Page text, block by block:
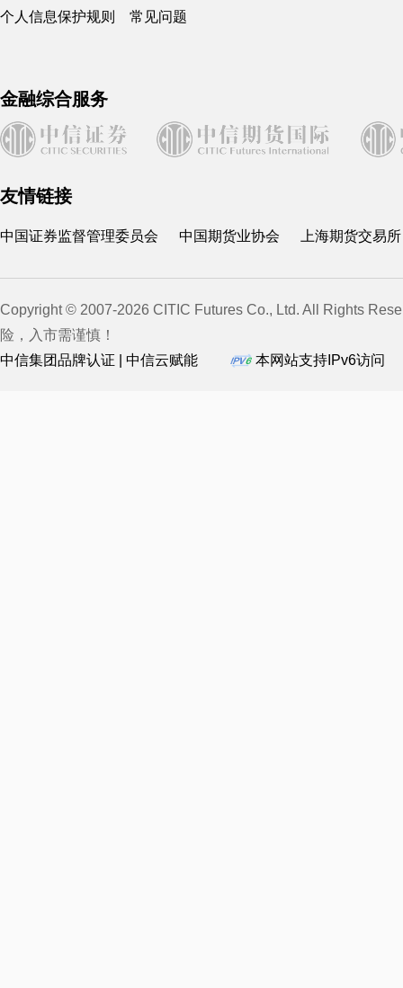
个人信息保护规则 常见问题
金融综合服务
友情链接
中国证券监督管理委员会 中国期货业协会 上海期货交易所
Copyright © 2007-2026 CITIC Futures Co., Ltd. All Rights
险，入市需谨慎！
中信集团品牌认证 | 中信云赋能
本网站支持IPv6访问